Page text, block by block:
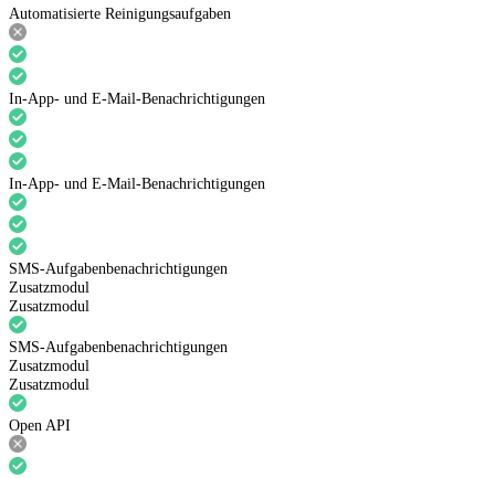
Automatisierte Reinigungsaufgaben
In-App- und E-Mail-Benachrichtigungen
In-App- und E-Mail-Benachrichtigungen
SMS-Aufgabenbenachrichtigungen
Zusatzmodul
Zusatzmodul
SMS-Aufgabenbenachrichtigungen
Zusatzmodul
Zusatzmodul
Open API